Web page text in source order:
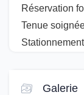
Réservation
Tenue
Galerie